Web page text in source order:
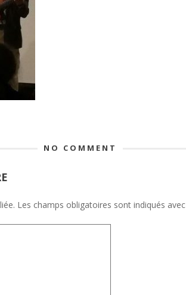
NO COMMENT
Les champs obligatoires sont indiqués avec